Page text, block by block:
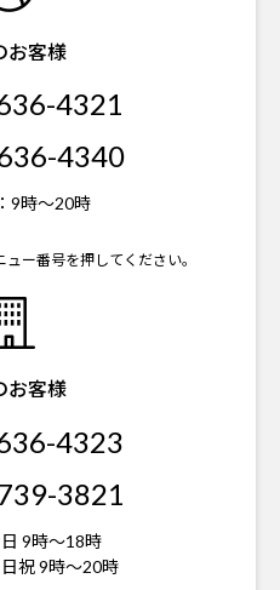
お客様
4321
4340
9時～20時
ー番号を押してください。
お客様
4323
3821
9時～18時
祝 9時～20時